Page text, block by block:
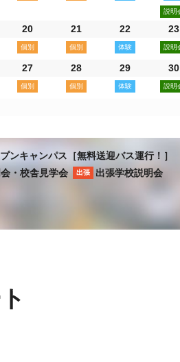
20 21 22 23
27 28 29 30
ンキャンパス［無料送迎バス運行！］
・校舎見学会 出張 出張学校説明会